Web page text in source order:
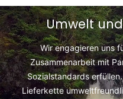
Umwelt
Wir engagieren uns
Zusammenarbeit mit
Sozialstandards
Lieferkette